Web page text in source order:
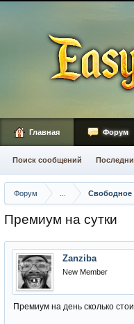
Форум Свободное
Премиум на сутки
Zanziba
New Member
Премиум на день сколько
Главная Форум
Поиск сообщений